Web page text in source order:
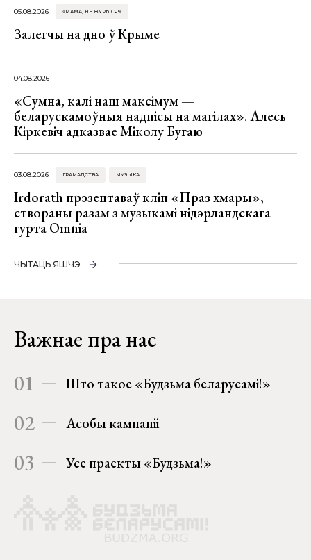
05.08.2026 «МАМА, НЕ ЖУРЫСЯ!»
Залегчы на дно ў Крыме
04.08.2026
«Сумна, калі наш максімум —
беларускамоўныя надпісы на магілах». Алесь
Кіркевіч адказвае Міколу Бугаю
03.08.2026 ГРАМАДСТВА МУЗЫКА
Irdorath прэзентаваў кліп «Праз хмары»,
створаны разам з музыкамі нідэрландскага
гурта Omnia
ЧЫТАЦЬ ЯШЧЭ
Важнае пра нас
01 Што такое «Будзьма беларусамі!»
02 Асобы кампаніі
03 Усе праекты «Будзьма!»